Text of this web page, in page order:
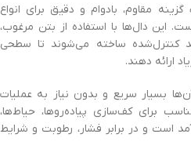
مقاوم، بادوام و دقیق برای انواع
این دال‌ها با استفاده از بتن مرغوب،
کنترل‌شده ساخته می‌شوند تا سطحی
ارائه دهند.
بسیار سریع و بدون نیاز به عملیات
برای کف‌سازی پیاده‌روها، حیاط‌ها،
است و در برابر فشار، رطوبت و شرایط